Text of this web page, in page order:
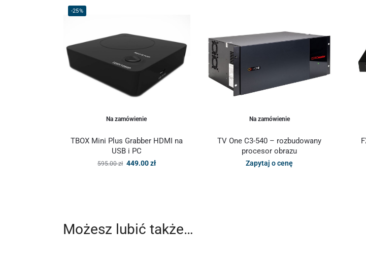
-25%
Na zamówienie
TBOX Mini Plus Grabber HDMI na
USB i PC
595.00zł 449.00zł
Na zamówienie
TV One C3-540 – rozbudowany
procesor obrazu
Zapytaj o cenę
Możesz lubić także…